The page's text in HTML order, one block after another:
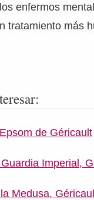
enfermos
tratamiento más
de Géricault
Imperial,
Medusa.